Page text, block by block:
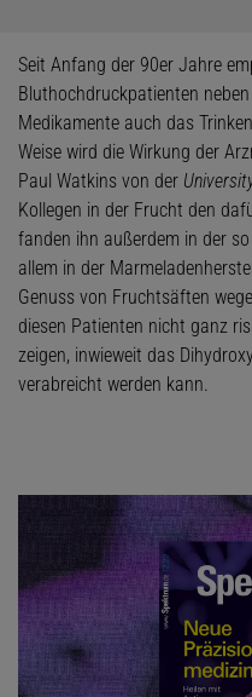
Seit Anfang der 90er Jahre
Bluthochdruckpatienten
Medikamente auch das
Weise wird die Wirkung der
Paul Watkins von der
Kollegen in der Frucht den
fanden ihn außerdem in der
allem in der
Genuss von Fruchtsäften
diesen Patienten nicht ganz
zeigen, inwieweit das
verabreicht werden kann.